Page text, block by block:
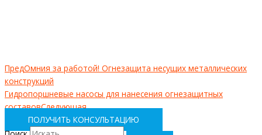
ПредОмния за работой! Огнезащита несущих металлических
конструкций
Гидропоршневые насосы для нанесения огнезащитных
составовСледующая
ПОЛУЧИТЬ КОНСУЛЬТАЦИЮ